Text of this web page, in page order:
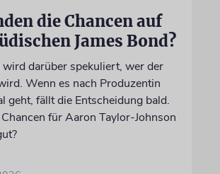
die Chancen auf
James Bond?
wird darüber spekuliert, wer der
Wenn es nach Produzentin
geht, fällt die Entscheidung bald.
für Aaron Taylor-Johnson